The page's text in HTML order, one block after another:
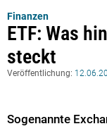
Finanzen
ETF: Was
steckt
Veröffentlichung:
Sogenannte